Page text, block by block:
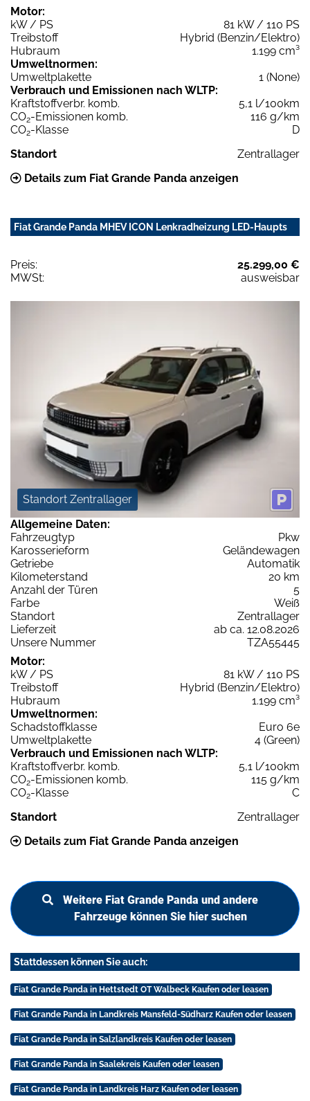
Motor:
kW / PS
81 kW / 110 PS
Treibstoff
Hybrid (Benzin/Elektro)
Hubraum
1.199 cm³
Umweltnormen:
Umweltplakette
1 (None)
Verbrauch und Emissionen nach WLTP:
Kraftstoffverbr. komb.
5,1 l/100km
CO2-Emissionen komb.
116 g/km
CO2-Klasse
D
Standort
Zentrallager
Details zum Fiat Grande Panda anzeigen
Fiat Grande Panda MHEV ICON Lenkradheizung LED-Haupts
Preis:
25.299,00 €
MWSt:
ausweisbar
Standort Zentrallager
Allgemeine Daten:
Fahrzeugtyp
Pkw
Karosserieform
Geländewagen
Getriebe
Automatik
Kilometerstand
20 km
Anzahl der Türen
5
Farbe
Weiß
Standort
Zentrallager
Lieferzeit
ab ca. 12.08.2026
Unsere Nummer
TZA55445
Motor:
kW / PS
81 kW / 110 PS
Treibstoff
Hybrid (Benzin/Elektro)
Hubraum
1.199 cm³
Umweltnormen:
Schadstoffklasse
Euro 6e
Umweltplakette
4 (Green)
Verbrauch und Emissionen nach WLTP:
Kraftstoffverbr. komb.
5,1 l/100km
CO2-Emissionen komb.
115 g/km
CO2-Klasse
C
Standort
Zentrallager
Details zum Fiat Grande Panda anzeigen
Weitere Fiat Grande Panda und andere
Fahrzeuge können Sie hier suchen
Stattdessen können Sie auch:
Fiat Grande Panda in Hettstedt OT Walbeck Kaufen oder leasen
Fiat Grande Panda in Landkreis Mansfeld-Südharz Kaufen oder leasen
Fiat Grande Panda in Salzlandkreis Kaufen oder leasen
Fiat Grande Panda in Saalekreis Kaufen oder leasen
Fiat Grande Panda in Landkreis Harz Kaufen oder leasen